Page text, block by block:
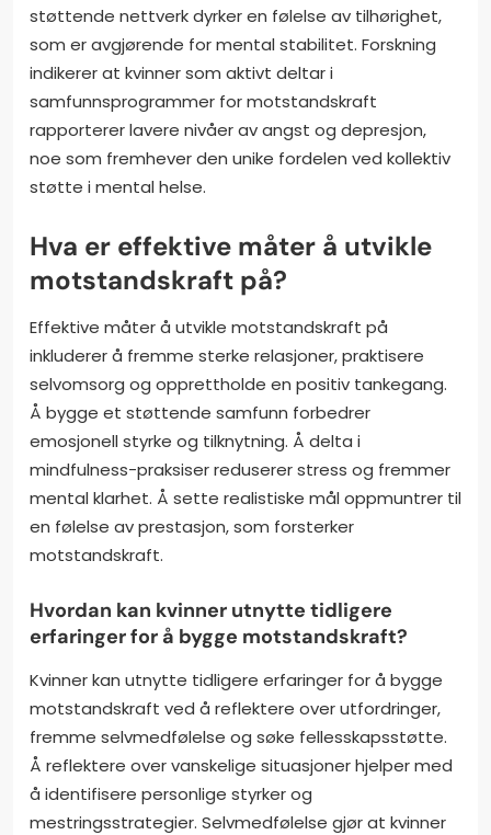
støttende nettverk dyrker en følelse av tilhørighet,
som er avgjørende for mental stabilitet. Forskning
indikerer at kvinner som aktivt deltar i
samfunnsprogrammer for motstandskraft
rapporterer lavere nivåer av angst og depresjon,
noe som fremhever den unike fordelen ved kollektiv
støtte i mental helse.
Hva er effektive måter å utvikle
motstandskraft på?
Effektive måter å utvikle motstandskraft på
inkluderer å fremme sterke relasjoner, praktisere
selvomsorg og opprettholde en positiv tankegang.
Å bygge et støttende samfunn forbedrer
emosjonell styrke og tilknytning. Å delta i
mindfulness-praksiser reduserer stress og fremmer
mental klarhet. Å sette realistiske mål oppmuntrer til
en følelse av prestasjon, som forsterker
motstandskraft.
Hvordan kan kvinner utnytte tidligere
erfaringer for å bygge motstandskraft?
Kvinner kan utnytte tidligere erfaringer for å bygge
motstandskraft ved å reflektere over utfordringer,
fremme selvmedfølelse og søke fellesskapsstøtte.
Å reflektere over vanskelige situasjoner hjelper med
å identifisere personlige styrker og
mestringsstrategier. Selvmedfølelse gjør at kvinner